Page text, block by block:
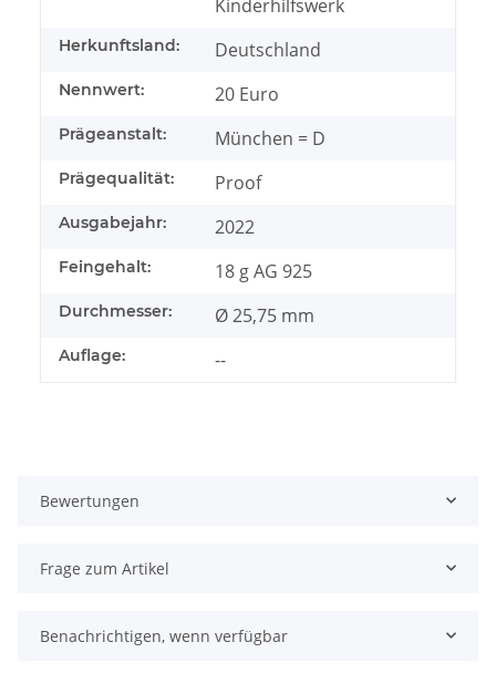
Kinderhilfswerk
Herkunftsland: Deutschland
Nennwert: 20 Euro
Prägeanstalt: München = D
Prägequalität: Proof
Ausgabejahr: 2022
Feingehalt: 18 g AG 925
Durchmesser: Ø 25,75 mm
Auflage: --
Bewertungen
Frage zum Artikel
Benachrichtigen, wenn verfügbar